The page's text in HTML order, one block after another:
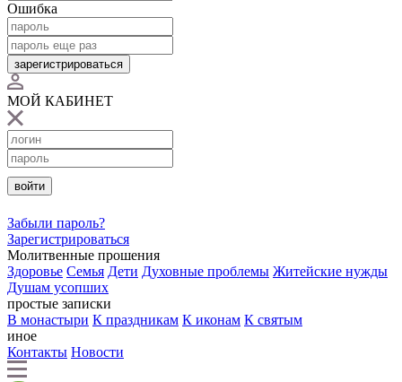
Ошибка
зарегистрироваться
МОЙ КАБИНЕТ
войти
Забыли пароль?
Зарегистрироваться
Молитвенные прошения
Здоровье Семья Дети Духовные проблемы Житейские нужды
Душам усопших
простые записки
В монастыри К праздникам К иконам К святым
иное
Контакты Новости